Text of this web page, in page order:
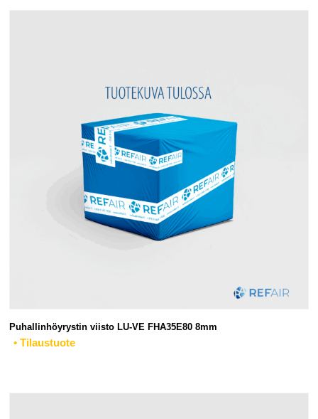
Puhallinhöyrystin viisto LU-VE FHA35E80 8mm
• Tilaustuote